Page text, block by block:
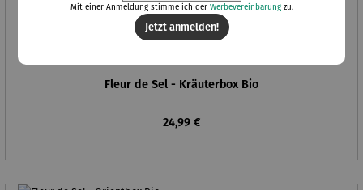
Fleur de Sel - Kräuterbox Bio
Regulärer Preis:
24,99 €
Mit einer Anmeldung stimme ich der Werbevereinbarungzu.
Jetzt anmelden!